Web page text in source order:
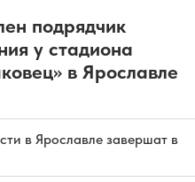
подрядчик
у стадиона
в Ярославле
в Ярославле завершат в